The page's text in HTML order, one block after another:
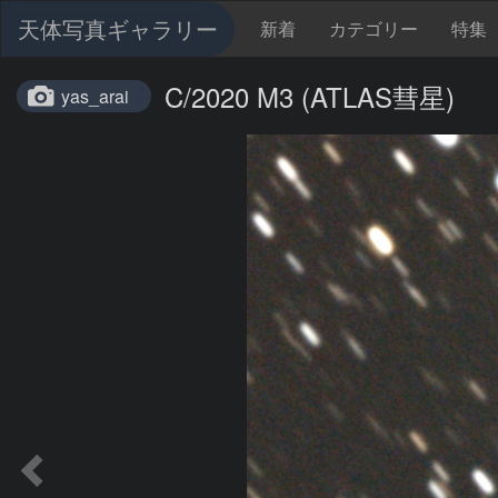
天体写真ギャラリー 新着 カテゴリー 特集
yas_arai C/2020 M3 (ATLAS彗星)